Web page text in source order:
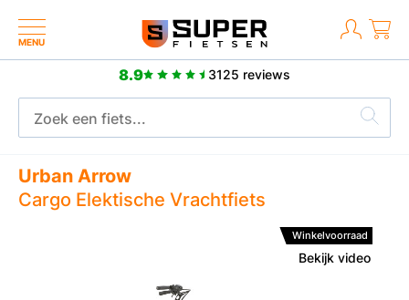
MENU
8.9 3125 reviews
Meer dan 2500 positieve reviews
Urban Arrow
Cargo Elektische Vrachtfiets
Bekijk video
Winkelvoorraad